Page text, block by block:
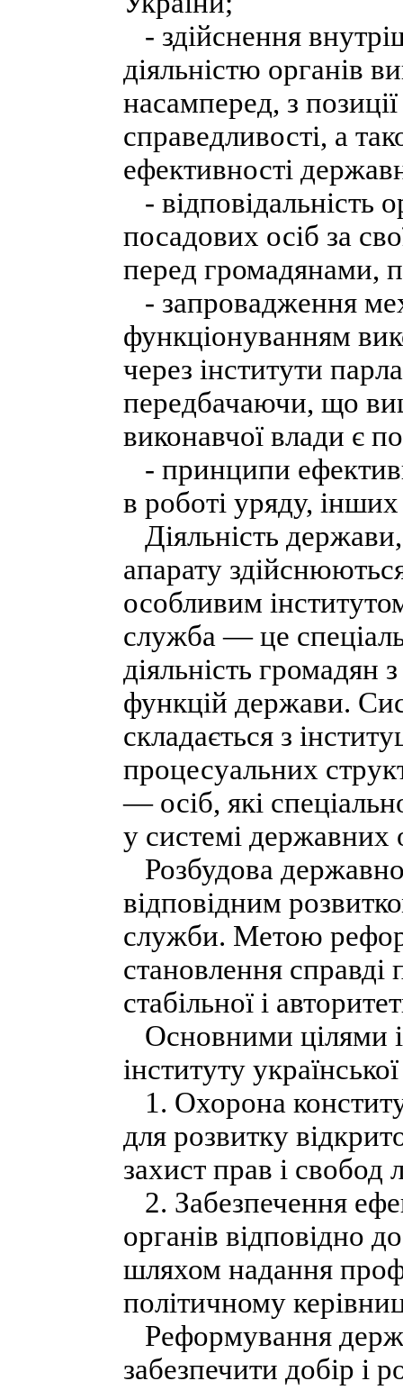
- здійснення
діяльністю органів
насамперед, з
справедливості, а
ефективності
- відповідальність
посадових осіб за
перед громадянами,
- запровадження
функціонуванням
через інститути
передбачаючи, що
виконавчої влади є
- принципи
в роботі уряду,
Діяльність
апарату
особливим
служба — це
діяльність громадян
функцій держави.
складається з
процесуальних
— осіб, які
у системі державних
Розбудова
відповідним
служби. Метою
становлення справді
стабільної і
Основними цілями
інституту
1. Охорона
для розвитку
захист прав і
2. Забезпечення
органів відповідно
шляхом надання
політичному
Реформування
забезпечити добір і